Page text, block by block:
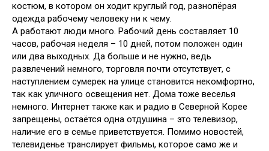
костюм, в котором он ходит круглый год, разнопёрая
одежда рабочему человеку ни к чему.
А работают люди много. Рабочий день составляет 10
часов, рабочая неделя – 10 дней, потом положен один
или два выходных. Да больше и не нужно, ведь
развлечений немного, торговля почти отсутствует, с
наступлением сумерек на улице становится некомфортно,
так как уличного освещения нет. Дома тоже веселья
немного. Интернет также как и радио в Северной Корее
запрещены, остаётся одна отдушина – это телевизор,
наличие его в семье приветствуется. Помимо новостей,
телевиденье транслирует фильмы, которое само же и